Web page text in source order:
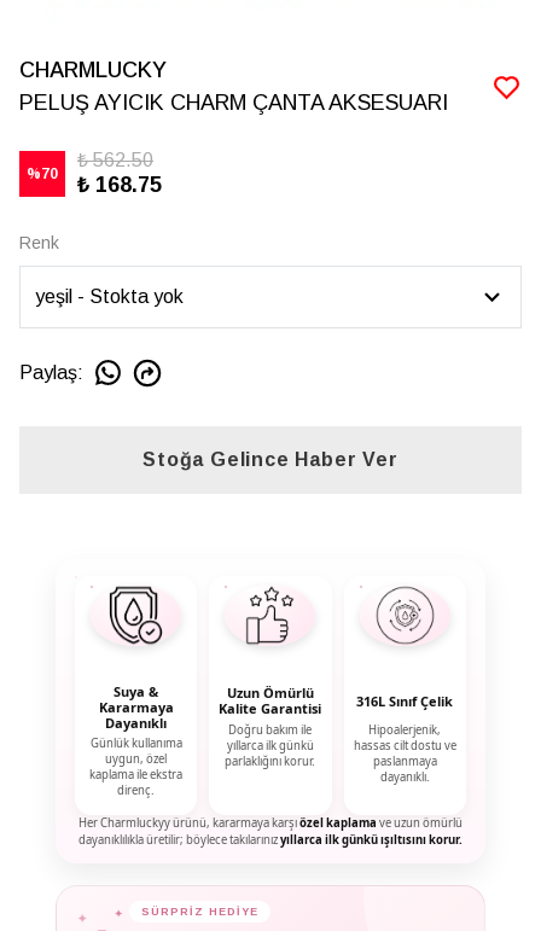
CHARMLUCKY
PELUŞ AYICIK CHARM ÇANTA AKSESUARI
%70
₺ 562.50
₺ 168.75
Renk
Paylaş:
Stoğa Gelince Haber Ver
Suya &
Kararmaya
Dayanıklı
Günlük kullanıma
uygun, özel
kaplama ile ekstra
direnç.
Uzun Ömürlü
Kalite Garantisi
Doğru bakım ile
yıllarca ilk günkü
parlaklığını korur.
316L Sınıf Çelik
Hipoalerjenik,
hassas cilt dostu ve
paslanmaya
dayanıklı.
Her Charmluckyy ürünü, kararmaya karşıözel kaplama ve uzun ömürlü
dayanıklılıkla üretilir; böylece takılarınızyıllarca ilk günkü ışıltısını korur.
✦ SÜRPRİZ HEDİYE